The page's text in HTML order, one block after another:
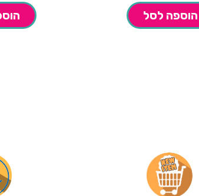
הוספה לסל